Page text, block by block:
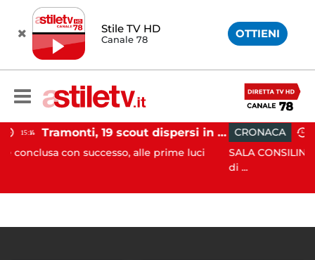
Stile TV HD
Canale 78 OTTIENI
Tramonti, 19 scout dispersi in montagna salvati dai vigili del fuoco
successo, alle prime luci
CRONACA 12:41
SALA CONSILINA. Si ritrovano